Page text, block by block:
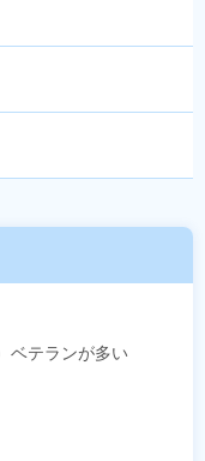
ベテランが多い